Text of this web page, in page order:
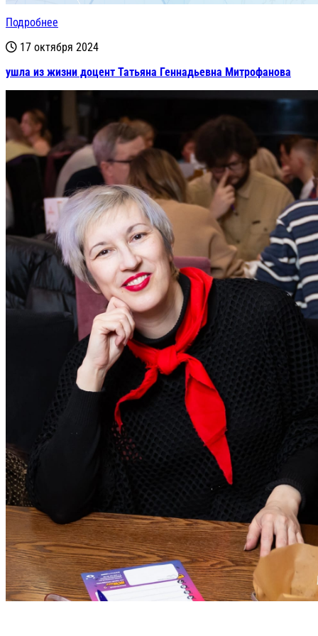
Подробнее
17 октября 2024
ушла из жизни доцент Татьяна Геннадьевна Митрофанова